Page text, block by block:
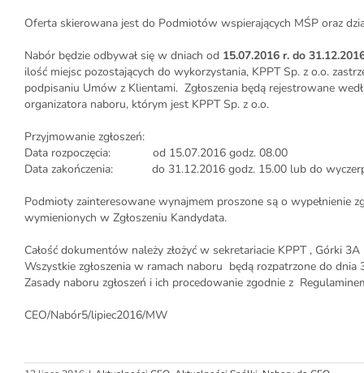
Oferta skierowana jest do Podmiotów wspierających MŚP oraz
Nabór będzie odbywał się w dniach od 15.07.2016 r. do
ilość miejsc pozostających do wykorzystania, KPPT Sp. z o.o.
podpisaniu Umów z Klientami. Zgłoszenia będą rejestrowane
organizatora naboru, którym jest KPPT Sp. z o.o.
Przyjmowanie zgłoszeń:
Data rozpoczęcia: od 15.07.2016 godz. 08.00
Data zakończenia: do 31.12.2016 godz. 15.00 lub do
Podmioty zainteresowane wynajmem proszone są o wypełnienie
wymienionych w Zgłoszeniu Kandydata.
Całość dokumentów należy złożyć w sekretariacie KPPT , Górki
Wszystkie zgłoszenia w ramach naboru będą rozpatrzone do
Zasady naboru zgłoszeń i ich procedowanie zgodnie z
CEO/Nabór5/lipiec2016/MW